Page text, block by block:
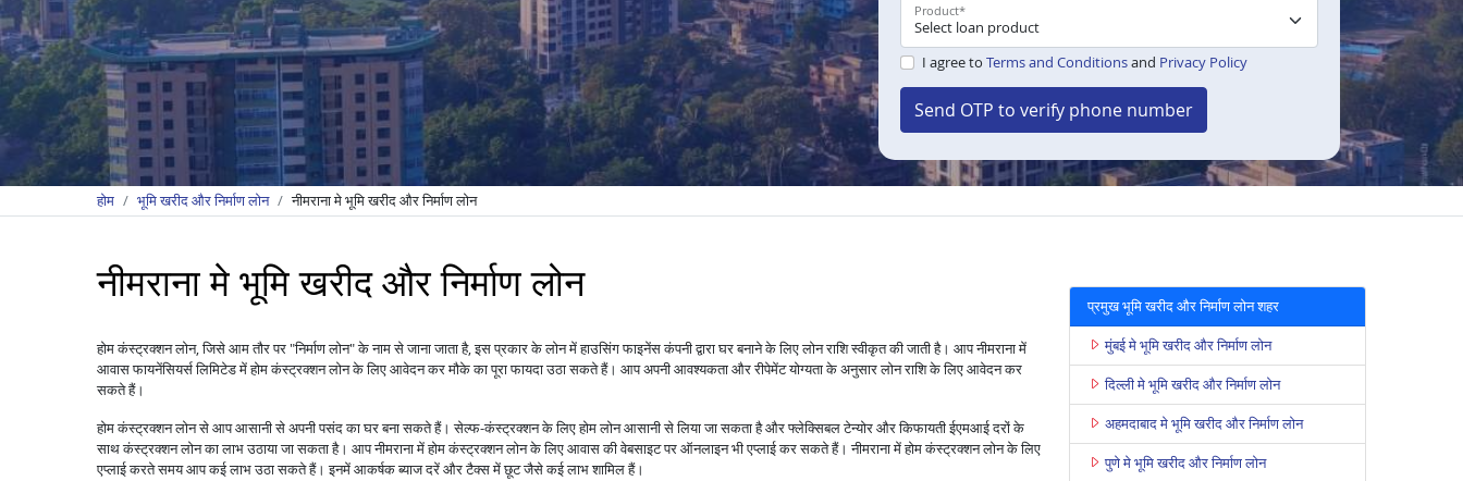
Product*
I agree to Terms and Conditionsand Privacy Policy
Send OTP to verify phone number
होम भूमि खरीद और निर्माण लोन नीमराना मे भूमि खरीद और निर्माण लोन
नीमराना मे भूमि खरीद और निर्माण लोन
होम कंस्ट्रक्शन लोन, जिसे आम तौर पर "निर्माण लोन" के नाम से जाना जाता है, इस प्रकार के लोन में हाउसिंग फाइनेंस कंपनी द्वारा घर बनाने के लिए लोन राशि स्वीकृत की जाती है। आप नीमराना में
आवास फायनेंसियर्स लिमिटेड में होम कंस्ट्रक्शन लोन के लिए आवेदन कर मौके का पूरा फायदा उठा सकते हैं। आप अपनी आवश्यकता और रीपेमेंट योग्यता के अनुसार लोन राशि के लिए आवेदन कर
सकते हैं।
होम कंस्ट्रक्शन लोन से आप आसानी से अपनी पसंद का घर बना सकते हैं। सेल्फ-कंस्ट्रक्शन के लिए होम लोन आसानी से लिया जा सकता है और फ्लेक्सिबल टेन्योर और किफायती ईएमआई दरों के
साथ कंस्ट्रक्शन लोन का लाभ उठाया जा सकता है। आप नीमराना में होम कंस्ट्रक्शन लोन के लिए आवास की वेबसाइट पर ऑनलाइन भी एप्लाई कर सकते हैं। नीमराना में होम कंस्ट्रक्शन लोन के लिए
एप्लाई करते समय आप कई लाभ उठा सकते हैं। इनमें आकर्षक ब्याज दरें और टैक्स में छूट जैसे कई लाभ शामिल हैं।
प्रमुख भूमि खरीद और निर्माण लोन शहर
मुंबई मे भूमि खरीद और निर्माण लोन
दिल्ली मे भूमि खरीद और निर्माण लोन
अहमदाबाद मे भूमि खरीद और निर्माण लोन
पुणे मे भूमि खरीद और निर्माण लोन